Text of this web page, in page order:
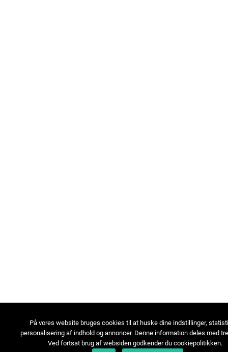
På vores website bruges cookies til at huske dine indstillinger,
personalisering af indhold og annoncer. Denne information deles med
Ved fortsat brug af websiden godkender du cookiepolitikken.